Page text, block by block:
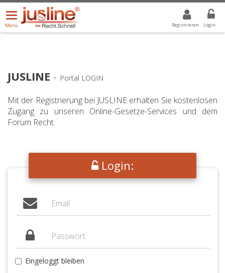
Registrieren Login
Menü
öffnen/schließen
Menü
ALLE DROPDOWN: GEWÄHLTER WERT IST ALLE
JUSLINE - Portal LOGIN
Mit der Registrierung bei JUSLINE erhalten Sie kostenlosen
Zugang zu unseren Online-Gesetze-Services und dem
Forum Recht.
Login:
Eingeloggt bleiben